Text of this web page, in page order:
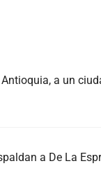
a un
a De La